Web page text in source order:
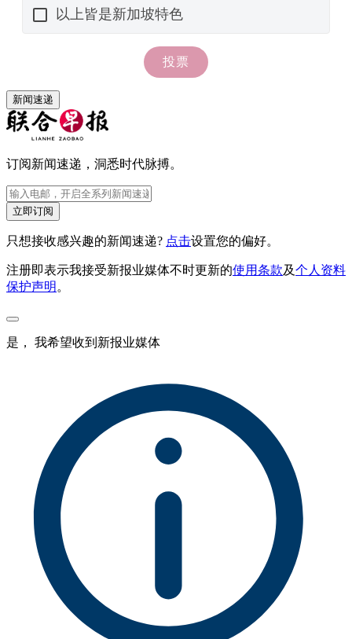
新闻速递
订阅新闻速递，洞悉时代脉搏。
立即订阅
只想接收感兴趣的新闻速递? 点击设置您的偏好。
注册即表示我接受新报业媒体不时更新的使用条款及个人资料
保护声明。
是， 我希望收到新报业媒体